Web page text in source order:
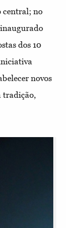
central; no
dos 10
novos
tradição,